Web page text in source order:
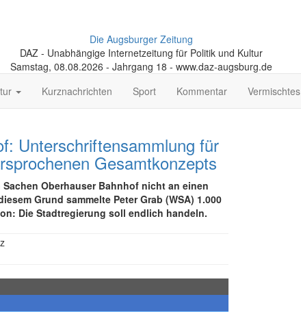
Die Augsburger Zeitung
DAZ - Unabhängige Internetzeitung für Politik und Kultur
Samstag, 08.08.2026 - Jahrgang 18 - www.daz-augsburg.de
Kurznachrichten Sport Kommentar Vermischtes
Unterschriftensammlung für
Gesamtkonzepts
Oberhauser Bahnhof nicht an einen
Grund sammelte Peter Grab (WSA) 1.000
Die Stadtregierung soll endlich handeln.